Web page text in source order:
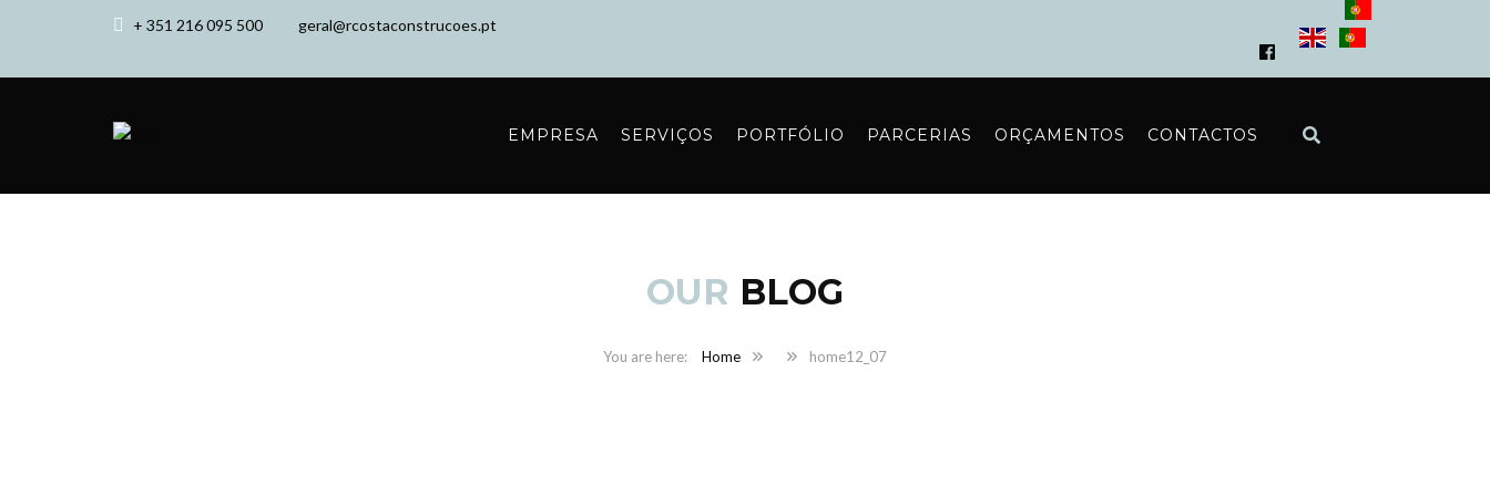
+ 351 216 095 500 geral@rcostaconstrucoes.pt
EMPRESA SERVIÇOS PORTFÓLIO PARCERIAS ORÇAMENTOS CONTACTOS
OUR BLOG
Home home12_07